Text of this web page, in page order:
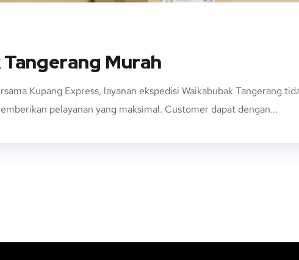
Murah
Kupang Express, layanan ekspedisi Waikabubak Tangerang
pelayanan yang maksimal. Customer dapat dengan...